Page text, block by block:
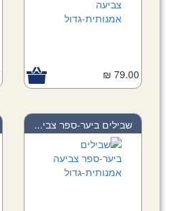
79.00 ₪
שבילים ביער-ספר צבי...